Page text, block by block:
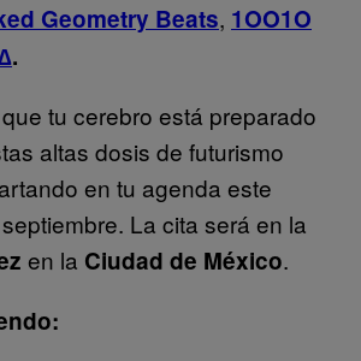
Geometry Beats, 1OO1O
.
tu cerebro está preparado
altas dosis de futurismo
en tu agenda este
La cita será en la
en la Ciudad de México.